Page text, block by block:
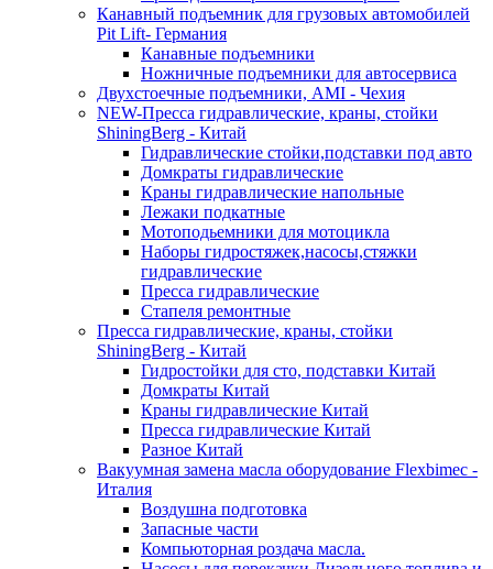
Канавный подъемник для грузовых автомобилей
Pit Lift- Германия
Канавные подъемники
Ножничные подъемники для автосервиса
Двухстоечные подъемники, АМІ - Чехия
NEW-Пресса гидравлические, краны, стойки
ShiningBerg - Китай
Гидравлические стойки,подставки под авто
Домкраты гидравлические
Краны гидравлические напольные
Лежаки подкатные
Мотоподьемники для мотоцикла
Наборы гидростяжек,насосы,стяжки
гидравлические
Пресса гидравлические
Стапеля ремонтные
Пресса гидравлические, краны, стойки
ShiningBerg - Китай
Гидростойки для сто, подставки Китай
Домкраты Китай
Краны гидравлические Китай
Пресса гидравлические Китай
Разное Китай
Вакуумная замена масла оборудование Flexbimeс -
Италия
Воздушна подготовка
Запасные части
Компьюторная роздача масла.